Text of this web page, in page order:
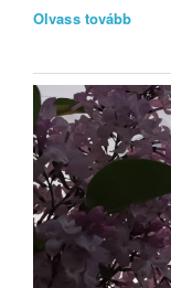
Olvass tovább